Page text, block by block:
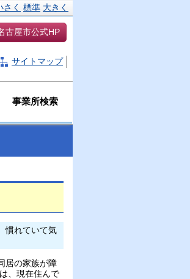
さく 標準 大きく
古屋市公式HP
サイトマップ
事業所検索
慣れていて気
居の家族が障
、現在住んで